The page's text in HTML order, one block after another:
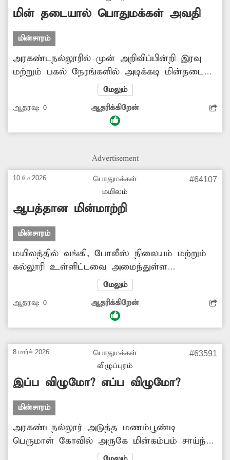
மின் தடையால் பொதுமக்கள் அவதி
மின்சாரம்
அரகண்டநல்லூரில் முன் அறிவிப்பின்றி இரவு
மற்றும் பகல் நேரங்களில் அடிக்கடி மின்தடை
ஏற்படுகிறது. இதனால் இரவு நேரங்களில்
மாணவர்கள் படிக்க முடியாமலும், குழந்தைகள்
முதல் பெரியவர்கள் வரை பெரும் சிரமப்பட்டு
வருகின்றனர். எனவே சீரான முறையில் மின்
மேலும்
ஆதரவு: 0 ஆதரிக்கிறேன்
Advertisement
10 மே 2026
பொதுமக்கள்
மயிலம்
#64107
ஆபத்தான மின்மாற்றி
மின்சாரம்
மயிலத்தில் வங்கி, போலீஸ் நிலையம் மற்றும்
கல்லூரி உள்ளிட்டவை அமைந்துள்ள
பொதுமக்கள் நடமாட்டம் அதிகம் உள்ள
இடத்தில் மின்மாற்றி ஒன்று அமைந்துள்ளது.
இதனால் பொதுமக்கள் மற்றும் வாகனஓட்டிகள்
விபத்தில் சிக்கும் நிலை உள்ளது.
வகையில் அமைந்துள்ள மின்மாற்றியை வேறு
இடத்தில் மாற்றி அமைக்க சம்பந்தப்பட்ட
அதிகாரிகள் நடவடிக்கை எடுக்க வேண்டும்.
மேலும்
ஆதரவு: 0 ஆதரிக்கிறேன்
8 மார்ச் 2026
பொதுமக்கள்
விழுப்புரம்
#63591
இப்ப விழுமோ? எப்ப விழுமோ?
மின்சாரம்
அரகண்டநல்லூர் அடுத்த மணம்பூண்டி
பெருமாள் கோவில் அருகே மின்கம்பம் சாய்ந்த
நிலையில் உள்ளது. இதனால் மின்விபத்து